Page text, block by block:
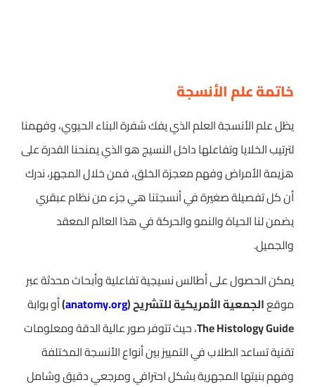
خاتمة علم الأنسجة
يظل علم الأنسجة العلم الذي يفك شفرة البناء الحيوي، وفهمنا
لترتيب الخلايا وتفاعلها داخل النسيج هو الذي يمنحنا القدرة على
هزيمة الأمراض وفهم معجزة الخلق، فمن خلال المجهر، ندرك
أن كل تفصيلة صغيرة في أنسجتنا هي جزء من نظام عبقري
يضمن لنا الحياة والنمو والحركة في هذا العالم المعقد
والجميل.
يمكن الحصول على أطالس نسيجية تفاعلية وأبحاث محدثة عبر
موقعالجمعية الأمريكية للتشريح (anatomy.org
)أو بوابة
The Histology Guide، حيث تتوفر صور عالية الدقة ومعلومات
تقنية تساعد الطلاب في التمييز بين أنواع الأنسجة المختلفة
وفهم بنيتها المجهرية بشكل احترافي ومرجعي دقيق وشامل